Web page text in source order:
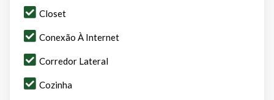
Closet
Conexão À Internet
Corredor Lateral
Cozinha